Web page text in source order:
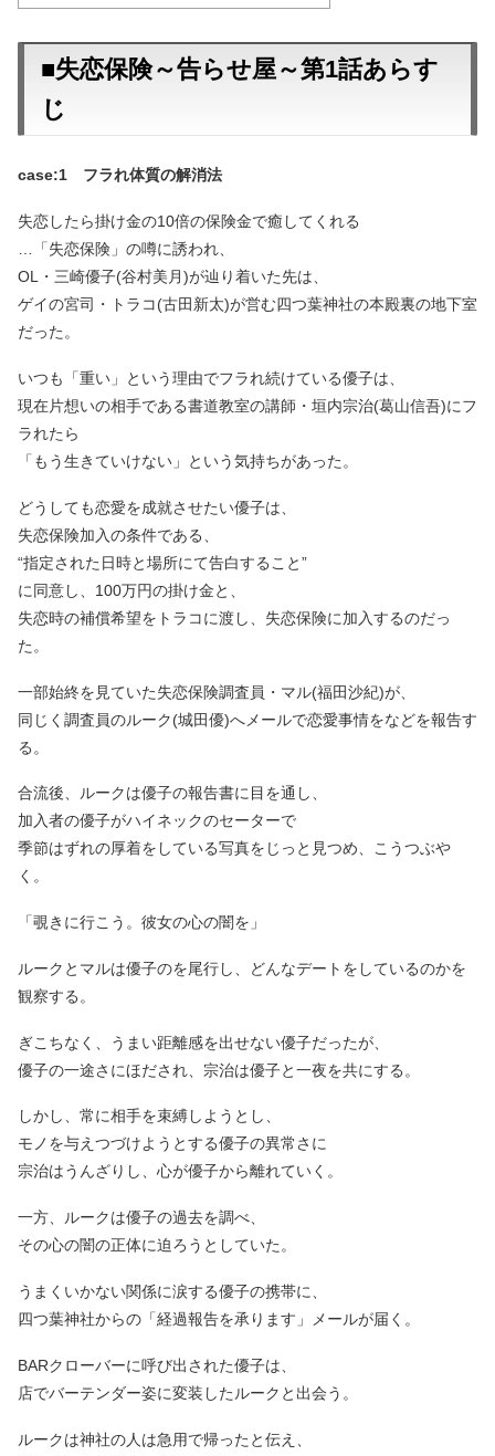
■失恋保険～告らせ屋～第1話あらす
じ
case:1 フラれ体質の解消法
失恋したら掛け金の10倍の保険金で癒してくれる
…「失恋保険」の噂に誘われ、
OL・三崎優子(谷村美月)が辿り着いた先は、
ゲイの宮司・トラコ(古田新太)が営む四つ葉神社の本殿裏の地下室
だった。
いつも「重い」という理由でフラれ続けている優子は、
現在片想いの相手である書道教室の講師・垣内宗治(葛山信吾)にフ
ラれたら
「もう生きていけない」という気持ちがあった。
どうしても恋愛を成就させたい優子は、
失恋保険加入の条件である、
“指定された日時と場所にて告白すること”
に同意し、100万円の掛け金と、
失恋時の補償希望をトラコに渡し、失恋保険に加入するのだっ
た。
一部始終を見ていた失恋保険調査員・マル(福田沙紀)が、
同じく調査員のルーク(城田優)へメールで恋愛事情をなどを報告す
る。
合流後、ルークは優子の報告書に目を通し、
加入者の優子がハイネックのセーターで
季節はずれの厚着をしている写真をじっと見つめ、こうつぶや
く。
「覗きに行こう。彼女の心の闇を」
ルークとマルは優子のを尾行し、どんなデートをしているのかを
観察する。
ぎこちなく、うまい距離感を出せない優子だったが、
優子の一途さにほだされ、宗治は優子と一夜を共にする。
しかし、常に相手を束縛しようとし、
モノを与えつづけようとする優子の異常さに
宗治はうんざりし、心が優子から離れていく。
一方、ルークは優子の過去を調べ、
その心の闇の正体に迫ろうとしていた。
うまくいかない関係に涙する優子の携帯に、
四つ葉神社からの「経過報告を承ります」メールが届く。
BARクローバーに呼び出された優子は、
店でバーテンダー姿に変装したルークと出会う。
ルークは神社の人は急用で帰ったと伝え、